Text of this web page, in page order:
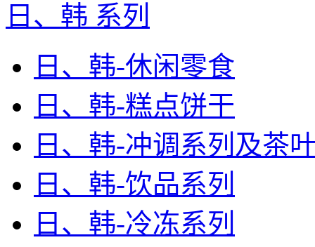
日、韩 系列
日、韩-休闲零食
日、韩-糕点饼干
日、韩-冲调系列及茶
日、韩-饮品系列
日、韩-冷冻系列